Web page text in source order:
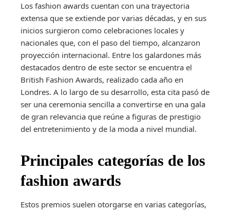
Los fashion awards cuentan con una trayectoria
extensa que se extiende por varias décadas, y en sus
inicios surgieron como celebraciones locales y
nacionales que, con el paso del tiempo, alcanzaron
proyección internacional. Entre los galardones más
destacados dentro de este sector se encuentra el
British Fashion Awards, realizado cada año en
Londres. A lo largo de su desarrollo, esta cita pasó de
ser una ceremonia sencilla a convertirse en una gala
de gran relevancia que reúne a figuras de prestigio
del entretenimiento y de la moda a nivel mundial.
Principales categorías de los
fashion awards
Estos premios suelen otorgarse en varias categorías,